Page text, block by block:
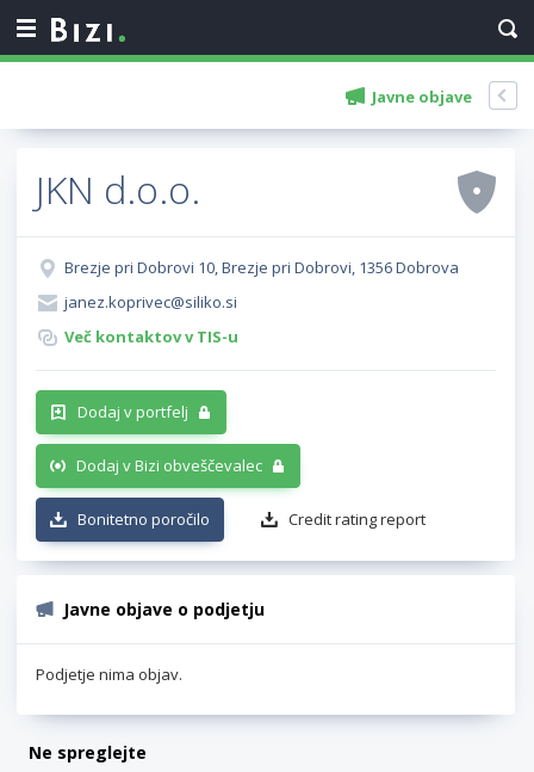
Javne objave
JKN d.o.o.
Brezje pri Dobrovi 10, Brezje pri Dobrovi, 1356 Dobrova
janez.koprivec@siliko.si
Več kontaktov v TIS-u
Dodaj v portfelj
Dodaj v Bizi obveščevalec
Bonitetno poročilo Credit rating report
Javne objave o podjetju
Podjetje nima objav.
Ne spreglejte